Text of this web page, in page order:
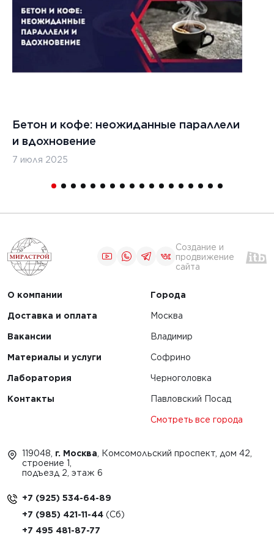
цементобетона
Бетон и кофе: неожиданные параллели
и вдохновение
7 июля 2025
Создание и
продвижение
сайта
О компании
Доставка и оплата
Вакансии
Материалы и услуги
Лаборатория
Контакты
Города
Москва
Владимир
Софрино
Черноголовка
Павловский Посад
Смотреть все города
119048, г. Москва , Комсомольский проспект, дом 42,
строение 1,
подъезд 2, этаж 6
+7 (925) 534-64-89
+7 (985) 421-11-44
+7 495 481-87-77